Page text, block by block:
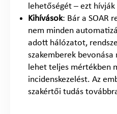
lehetőségét – ezt
Kihívások: Bár a SOAR
nem minden
adott hálózatot,
szakemberek
lehet teljes mértékben
incidenskezelést. Az
szakértői tudás